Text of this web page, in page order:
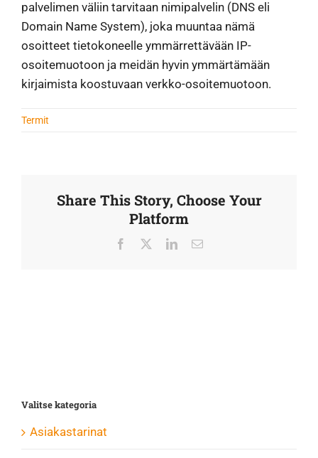
palvelimen väliin tarvitaan nimipalvelin (DNS eli
Domain Name System), joka muuntaa nämä
osoitteet tietokoneelle ymmärrettävään IP-
osoitemuotoon ja meidän hyvin ymmärtämään
kirjaimista koostuvaan verkko-osoitemuotoon.
Termit
Share This Story, Choose Your
Platform
Facebook LinkedInSähköposti
Valitse kategoria
Asiakastarinat